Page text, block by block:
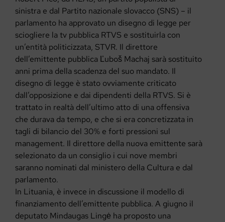
sinistra e dal Partito nazionale slovacco (SNS) – il
parlamento ha approvato un disegno di legge per
sciogliere la tv pubblica RTVS e sostituirla con
un’entità politicizzata, STVR. Il direttore
dell’emittente pubblica Ľuboš Machaj sarà sostituito
anni prima della scadenza del suo mandato. Il
disegno di legge è stato ovviamente criticato
dall’opposizione e dai dipendenti della RTVS. Si è
trattato in realtà dell’ultimo atto di una offensiva
che durava da tempo, e che si era concretizzata in
tagli di bilancio del 30% e forti pressioni sul
management. Il direttore della nuova emittente sarà
selezionato da un consiglio i cui nove membri
saranno nominati dal ministero della Cultura e dal
parlamento.
In Lituania, è invece in discussione il modello di
finanziamento dell’emittente pubblica. A giugno il
deputato Mindaugas Lingė ha proposto una